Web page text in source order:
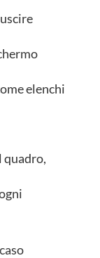
elenchi
quadro,